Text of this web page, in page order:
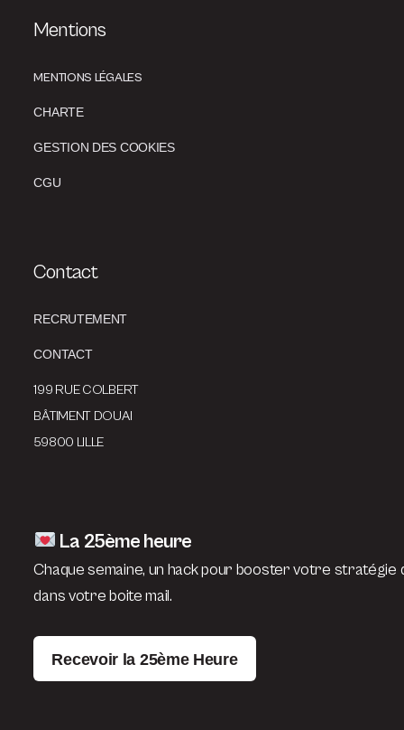
Mentions
MENTIONS LÉGALES
CHARTE
GESTION DES COOKIES
CGU
Contact
RECRUTEMENT
CONTACT
199 RUE COLBERT
BÂTIMENT DOUAI
59800 LILLE
La 25ème heure
Chaque semaine, un hack pour booster votre stratégie
dans votre boite mail.
Recevoir la 25ème Heure